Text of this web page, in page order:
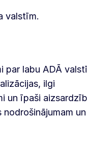
valstīm.
par labu ADĀ
ilgi
un īpaši
un